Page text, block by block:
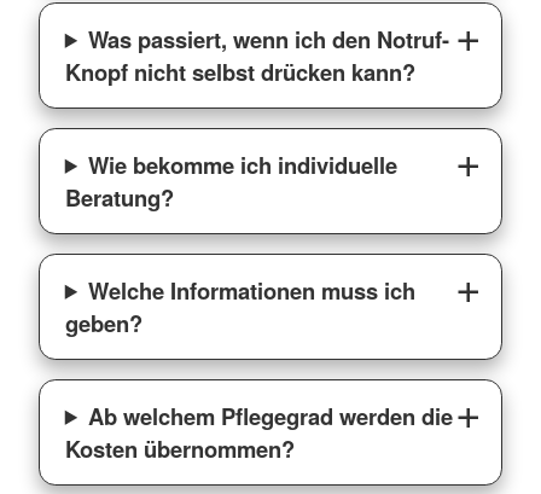
Was passiert, wenn ich den Notruf-
Knopf nicht selbst drücken kann?
Wie bekomme ich individuelle
Beratung?
Welche Informationen muss ich
geben?
Ab welchem Pflegegrad werden die
Kosten übernommen?